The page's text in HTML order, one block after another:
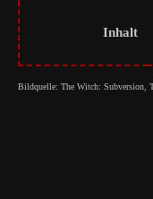
Inhalt
Bildquelle: The Witch: Subversion,